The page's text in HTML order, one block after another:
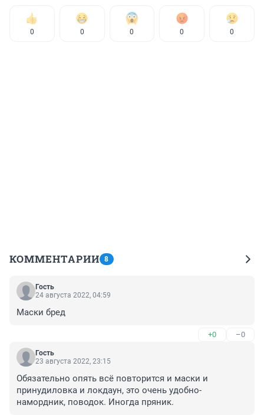
0 0 0 0 0
КОММЕНТАРИИ 8
Гость
24 августа 2022, 04:59
Маски бред
+0 –0
Гость
23 августа 2022, 23:15
Обязательно опять всё повторится и маски и
принудиловка и локдаун, это очень удобно-
намордник, поводок. Иногда пряник.